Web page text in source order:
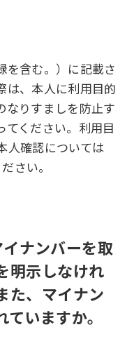
を含む。）に記載さ
は、本人に利用目的
なりすましを防止す
てください。利用目
人確認については
さい。
ナンバーを取
明示しなけれ
た、マイナン
いますか。